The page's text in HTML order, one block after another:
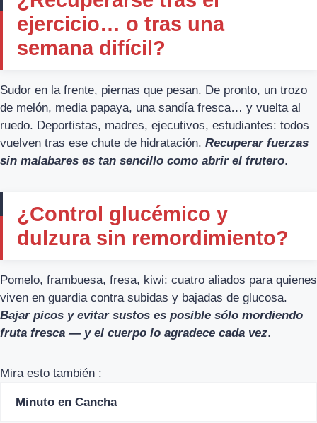
ejercicio… o tras una
semana difícil?
Sudor en la frente, piernas que pesan. De pronto, un trozo
de melón, media papaya, una sandía fresca… y vuelta al
ruedo. Deportistas, madres, ejecutivos, estudiantes: todos
vuelven tras ese chute de hidratación. Recuperar fuerzas
sin malabares es tan sencillo como abrir el frutero.
¿Control glucémico y
dulzura sin remordimiento?
Pomelo, frambuesa, fresa, kiwi: cuatro aliados para quienes
viven en guardia contra subidas y bajadas de glucosa.
Bajar picos y evitar sustos es posible sólo mordiendo
fruta fresca — y el cuerpo lo agradece cada vez.
Mira esto también :
Minuto en Cancha